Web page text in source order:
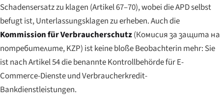
Schadensersatz zu klagen (Artikel 67–70), wobei die APD selbst
befugt ist, Unterlassungsklagen zu erheben. Auch die
Kommission für Verbraucherschutz(Комисия за защита на
потребителите, KZP) ist keine bloße Beobachterin mehr: Sie
ist nach Artikel 54 die benannte Kontrollbehörde für E-
Commerce-Dienste und Verbraucherkredit-
Bankdienstleistungen.